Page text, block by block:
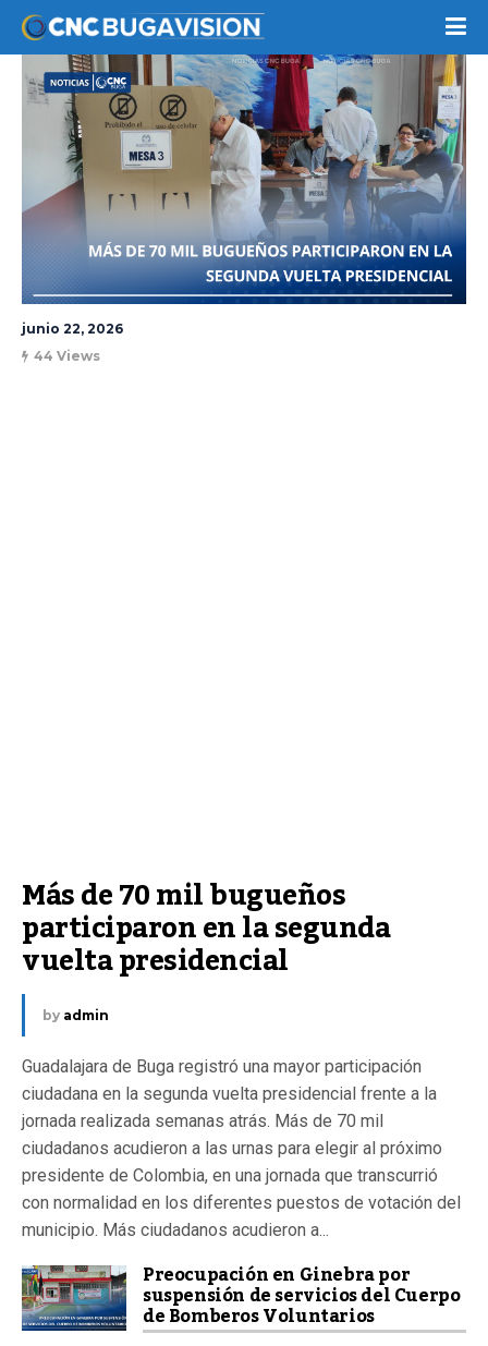
junio 22, 2026
44 Views
Más de 70 mil bugueños
participaron en la segunda
vuelta presidencial
by admin
Guadalajara de Buga registró una mayor participación
ciudadana en la segunda vuelta presidencial frente a la
jornada realizada semanas atrás. Más de 70 mil
ciudadanos acudieron a las urnas para elegir al próximo
presidente de Colombia, en una jornada que transcurrió
con normalidad en los diferentes puestos de votación del
municipio. Más ciudadanos acudieron a...
Preocupación en Ginebra por
suspensión de servicios del Cuerpo
de Bomberos Voluntarios